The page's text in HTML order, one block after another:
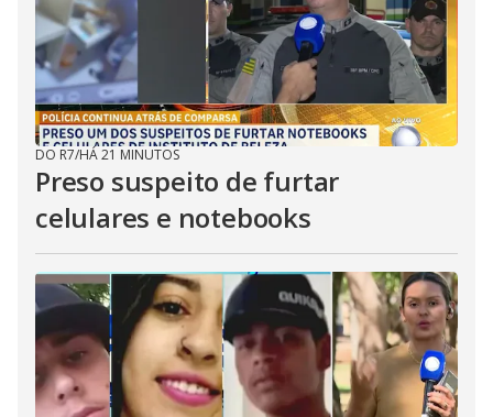
DO R7/HÁ 21 MINUTOS
Preso suspeito de furtar
celulares e notebooks